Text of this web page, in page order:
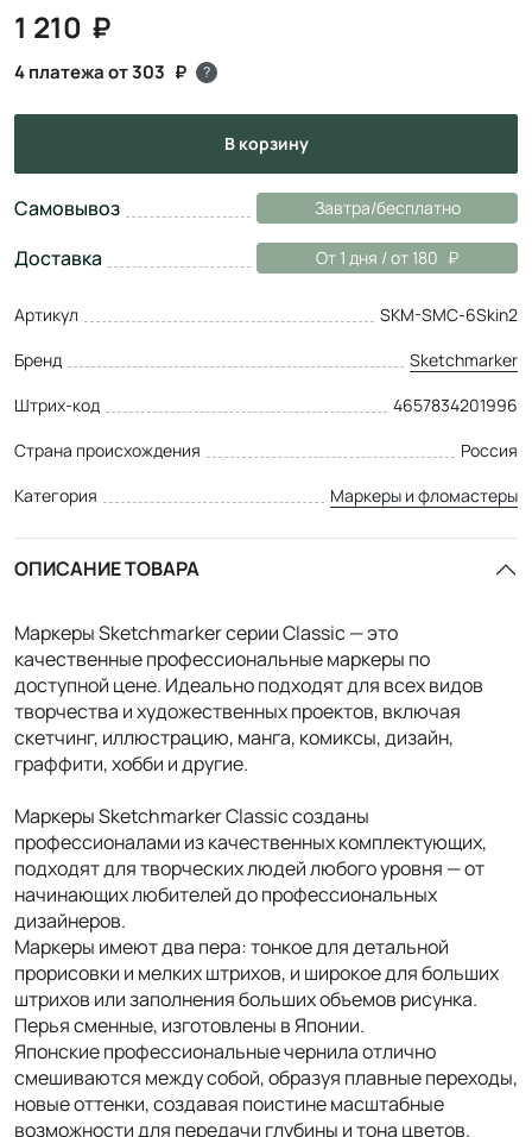
1 210
4 платежа от 303 ?
в корзину
Самовывоз Завтра/бесплатно
Доставка От 1 дня / от 180
Артикул
SKM-SMC-6Skin2
Бренд
Sketchmarker
Штрих-код
4657834201996
Страна происхождения
Россия
Категория
Маркеры и фломастеры
ОПИСАНИЕ ТОВАРА
Маркеры Sketchmarker серии Classic — это
качественные профессиональные маркеры по
доступной цене. Идеально подходят для всех видов
творчества и художественных проектов, включая
скетчинг, иллюстрацию, манга, комиксы, дизайн,
граффити, хобби и другие.
Маркеры Sketchmarker Classic созданы
профессионалами из качественных комплектующих,
подходят для творческих людей любого уровня — от
начинающих любителей до профессиональных
дизайнеров.
Маркеры имеют два пера: тонкое для детальной
прорисовки и мелких штрихов, и широкое для больших
штрихов или заполнения больших объемов рисунка.
Перья сменные, изготовлены в Японии.
Японские профессиональные чернила отлично
смешиваются между собой, образуя плавные переходы,
новые оттенки, создавая поистине масштабные
возможности для передачи глубины и тона цветов.